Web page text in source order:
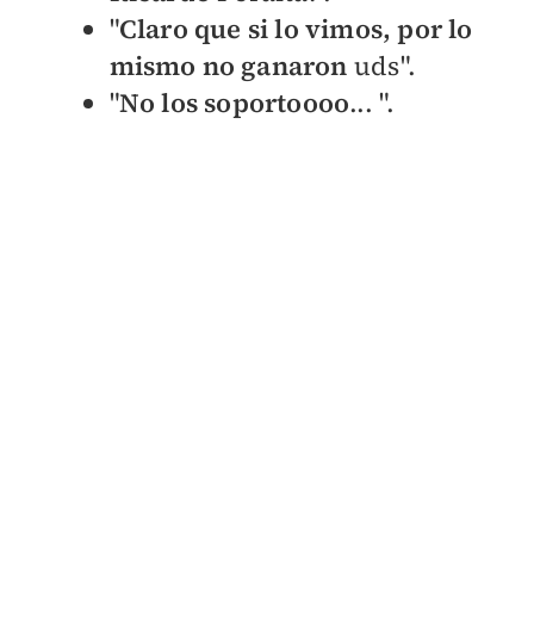
"Claro que si lo vimos, por lo
mismo no ganaron uds".
"No los soportoooo... ".